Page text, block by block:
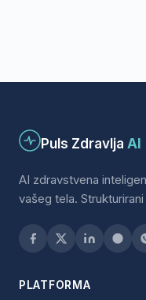
Puls Zdravlja AI
AI zdravstvena
vašeg tela.
PLATFORMA